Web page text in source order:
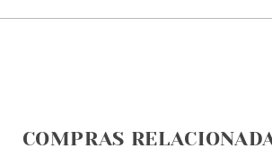
COMPRAS